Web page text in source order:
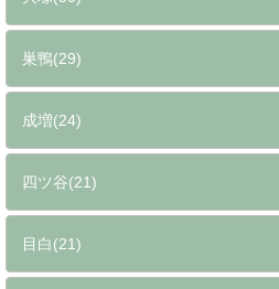
巣鴨(29)
成増(24)
四ツ谷(21)
目白(21)